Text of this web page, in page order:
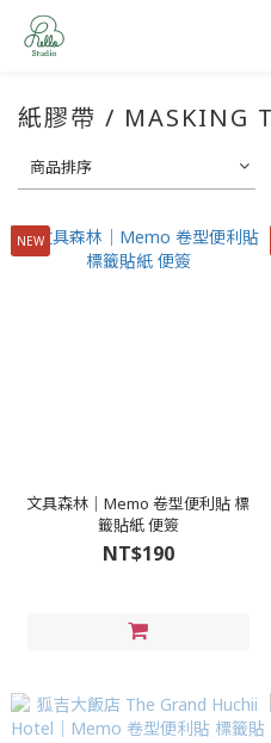
紙膠帶 / MASKING
商品排序
NEW
文具森林｜Memo 卷型便利貼 標
籤貼紙 便簽
NT$190